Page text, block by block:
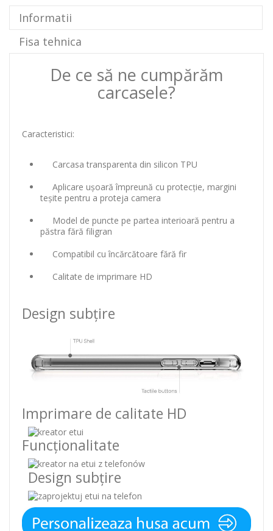
Informatii
Fisa tehnica
De ce să ne cumpărăm
carcasele?
Caracteristici:
Carcasa transparenta din silicon TPU
Aplicare ușoară împreună cu protecție, margini
teșite pentru a proteja camera
Model de puncte pe partea interioară pentru a
păstra fără filigran
Compatibil cu încărcătoare fără fir
Calitate de imprimare HD
Design subțire
Imprimare de calitate HD
Funcționalitate
Design subțire